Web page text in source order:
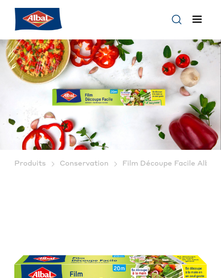
Produits Conservation Film Découpe Facile Albal